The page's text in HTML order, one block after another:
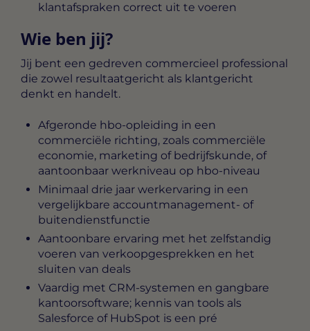
klantafspraken correct uit te voeren
Wie ben jij?
Jij bent een gedreven commercieel professional
die zowel resultaatgericht als klantgericht
denkt en handelt.
Afgeronde hbo-opleiding in een
commerciële richting, zoals commerciële
economie, marketing of bedrijfskunde, of
aantoonbaar werkniveau op hbo-niveau
Minimaal drie jaar werkervaring in een
vergelijkbare accountmanagement- of
buitendienstfunctie
Aantoonbare ervaring met het zelfstandig
voeren van verkoopgesprekken en het
sluiten van deals
Vaardig met CRM-systemen en gangbare
kantoorsoftware; kennis van tools als
Salesforce of HubSpot is een pré